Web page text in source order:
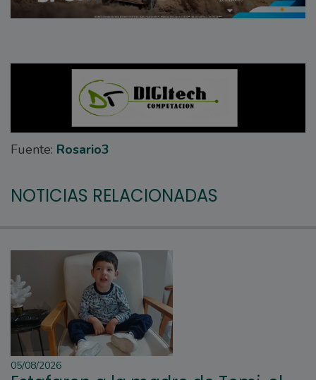
Fuente: Rosario3
NOTICIAS RELACIONADAS
05/08/2026